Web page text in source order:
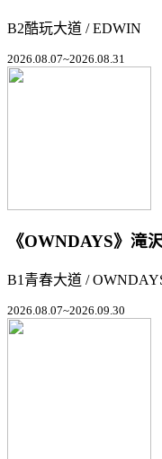
B2酷玩大道 / EDWIN
2026.08.07~2026.08.31
《OWNDAYS》滝
B1青春大道 /
2026.08.07~2026.09.30